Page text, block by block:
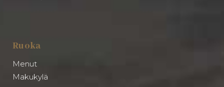
Ruoka
Menut
Makukylä